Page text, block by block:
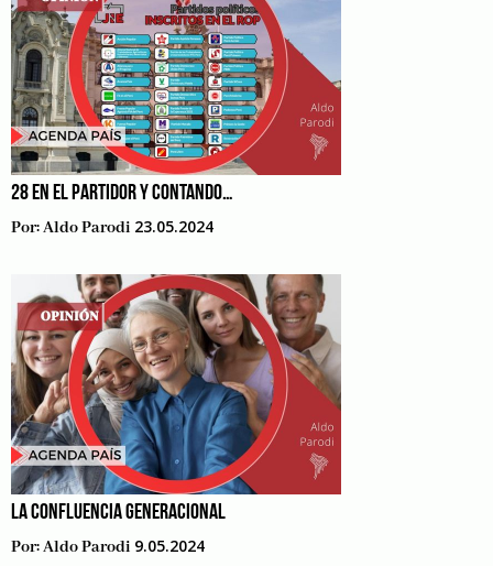
28 EN EL PARTIDOR Y CONTANDO…
Por:Aldo Parodi 23.05.2024
LA CONFLUENCIA GENERACIONAL
Por:Aldo Parodi 9.05.2024